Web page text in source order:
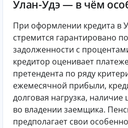
Улан-Удэ — в чём
При оформлении кредита в
стремится гарантировано
задолженности с
кредитор оценивает
претендента по ряду
ежемесячной прибыли,
долговая нагрузка,
во владении заемщика.
предполагает свои